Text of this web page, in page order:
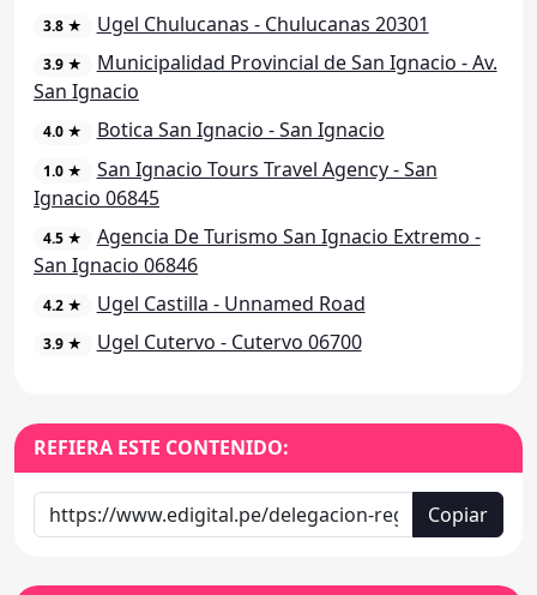
3.8 ★ Ugel Chulucanas - Chulucanas 20301
3.9 ★
Municipalidad Provincial de San Ignacio - Av.
San Ignacio
4.0 ★ Botica San Ignacio - San Ignacio
1.0 ★
San Ignacio Tours Travel Agency - San
Ignacio 06845
4.5 ★
Agencia De Turismo San Ignacio Extremo -
San Ignacio 06846
4.2 ★ Ugel Castilla - Unnamed Road
3.9 ★ Ugel Cutervo - Cutervo 06700
REFIERA ESTE CONTENIDO:
Copiar